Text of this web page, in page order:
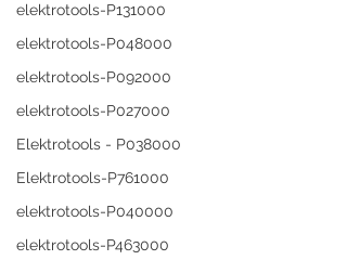
elektrotools-P131000
elektrotools-P048000
elektrotools-P092000
elektrotools-P027000
Elektrotools - P038000
Elektrotools-P761000
elektrotools-P040000
elektrotools-P463000